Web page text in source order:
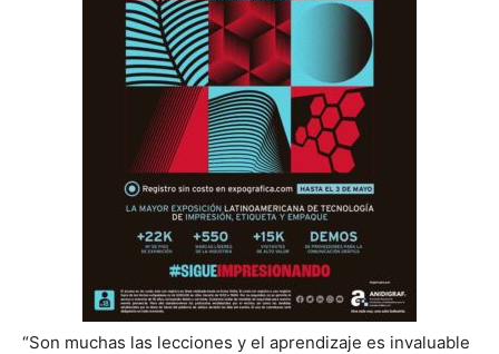
“Son muchas las lecciones y el aprendizaje es invaluable